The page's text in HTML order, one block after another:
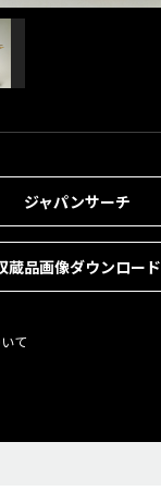
ジャパンサーチ
蔵品画像ダウンロード
て